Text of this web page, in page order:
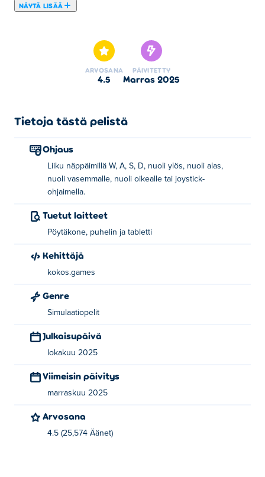
NÄYTÄ LISÄÄ
rakettisi!️ Hakkaa puita, louhi jalokiviä ja askartele
työkaluja materiaalien käsittelyyn. Kerää resursseja ja
tutki aluetta löytääksesi kaiken tarvitsemasi. Saatat jopa
Kuinka pelata Dwergiä
Käytä liikkumiseen WASD-näppäimiä, nuolinäppäimiä tai
ohjainsauvaa.
Kuka loi Dwergin
Dwergin on luonut kokos.games. Pelaa heidän muita
pelejään osoitteessa Poki:Joyrider
Miten voin pelata Dwergiä ilmaiseksi?
Voinko pelata Dwergiä mobiililaitteilla ja
Dwergiä voi pelata tietokoneella ja mobiililaitteilla, kuten
ARVOSANA
4.5
PÄIVITETTY
marras 2025
Tietoja tästä pelistä
Ohjaus
Liiku näppäimillä W, A, S, D, nuoli ylös, nuoli alas,
nuoli vasemmalle, nuoli oikealle tai joystick-
ohjaimella.
Tuetut laitteet
Pöytäkone, puhelin ja tabletti
Kehittäjä
kokos.games
Genre
Simulaatiopelit
Julkaisupäivä
lokakuu 2025
Viimeisin päivitys
marraskuu 2025
Arvosana
4.5 (25,574 Äänet)